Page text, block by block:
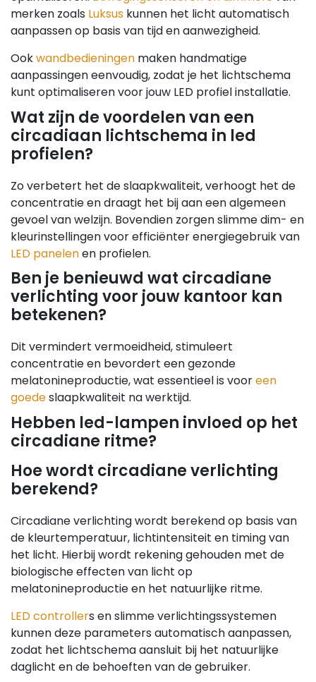
merken zoals Luksus kunnen het licht automatisch
aanpassen op basis van tijd en aanwezigheid.
Ookwandbedieningen maken handmatige
aanpassingen eenvoudig, zodat je het lichtschema
kunt optimaliseren voor jouw LED profiel installatie.
Wat zijn de voordelen van een
circadiaan lichtschema in led
profielen?
Zo verbetert het de slaapkwaliteit, verhoogt het de
concentratie en draagt het bij aan een algemeen
gevoel van welzijn. Bovendien zorgen slimme dim- en
kleurinstellingen voor efficiënter energiegebruik van
LED panelenen profielen.
Ben je benieuwd wat circadiane
verlichting voor jouw kantoor kan
betekenen?
Dit vermindert vermoeidheid, stimuleert
concentratie en bevordert een gezonde
melatonineproductie, wat essentieel is vooreen
goedeslaapkwaliteit na werktijd.
Hebben led-lampen invloed op het
circadiane ritme?
Hoe wordt circadiane verlichting
berekend?
Circadiane verlichting wordt berekend op basis van
de kleurtemperatuur, lichtintensiteit en timing van
het licht. Hierbij wordt rekening gehouden met de
biologische effecten van licht op
melatonineproductie en het natuurlijke ritme.
LED controllers en slimme verlichtingssystemen
kunnen deze parameters automatisch aanpassen,
zodat het lichtschema aansluit bij het natuurlijke
daglicht en de behoeften van de gebruiker.